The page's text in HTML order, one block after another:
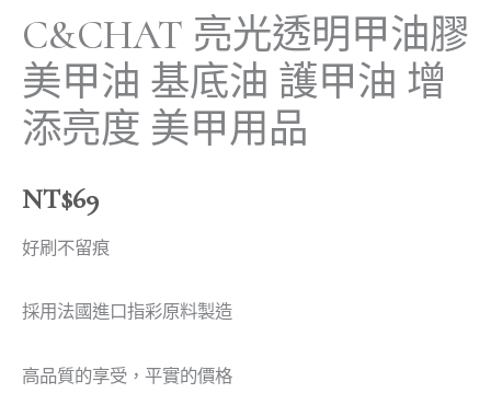
C&CHAT 亮光透明甲油膠
美甲油 基底油 護甲油 增
添亮度 美甲用品
NT$69
好刷不留痕
採用法國進口指彩原料製造
高品質的享受，平實的價格
甲
用
品
數
量